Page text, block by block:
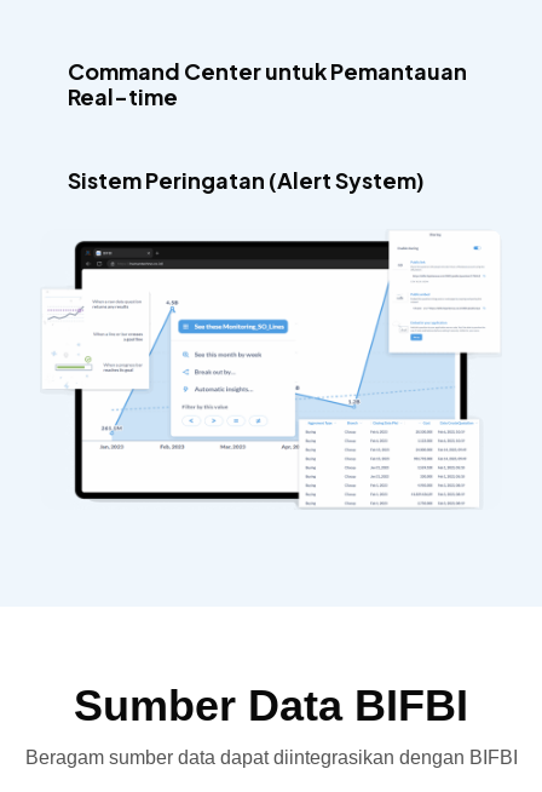
Command Center untuk Pemantauan
Real-time
Sistem Peringatan (Alert System)
Sumber Data BIFBI
Beragam sumber data dapat diintegrasikan dengan BIFBI